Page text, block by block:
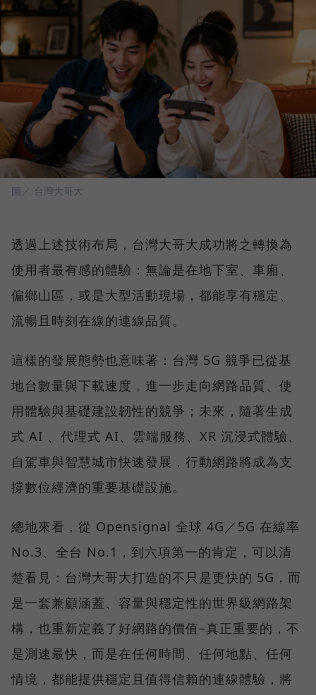
圖／ 台灣大哥大
透過上述技術布局，台灣大哥大成功將之轉換為
使用者最有感的體驗：無論是在地下室、車廂、
偏鄉山區，或是大型活動現場，都能享有穩定、
流暢且時刻在線的連線品質。
這樣的發展態勢也意味著：台灣 5G 競爭已從基
地台數量與下載速度，進一步走向網路品質、使
用體驗與基礎建設韌性的競爭；未來，隨著生成
式 AI 、代理式 AI、雲端服務、XR 沉浸式體驗、
自駕車與智慧城市快速發展，行動網路將成為支
撐數位經濟的重要基礎設施。
總地來看，從 Opensignal 全球 4G／5G 在線率
No.3、全台 No.1，到六項第一的肯定，可以清
楚看見：台灣大哥大打造的不只是更快的 5G，而
是一套兼顧涵蓋、容量與穩定性的世界級網路架
構，也重新定義了好網路的價值–真正重要的，不
是測速最快，而是在任何時間、任何地點、任何
情境，都能提供穩定且值得信賴的連線體驗，將